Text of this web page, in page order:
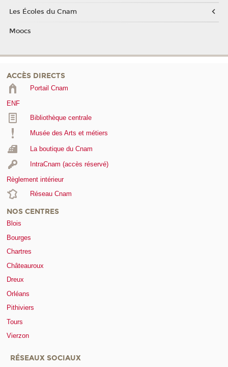
Les Écoles du Cnam
Moocs
ACCÈS DIRECTS
Portail Cnam
ENF
Bibliothèque centrale
Musée des Arts et métiers
La boutique du Cnam
IntraCnam (accès réservé)
Règlement intérieur
Réseau Cnam
NOS CENTRES
Blois
Bourges
Chartres
Châteauroux
Dreux
Orléans
Pithiviers
Tours
Vierzon
RÉSEAUX SOCIAUX